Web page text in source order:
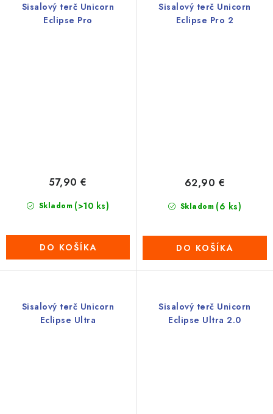
Sisalový terč Unicorn
Eclipse Pro
Skladom (>10 ks)
57,90 €
DO KOŠÍKA
Sisalový terč Unicorn
Eclipse Pro 2
Skladom (6 ks)
62,90 €
DO KOŠÍKA
Sisalový terč Unicorn
Eclipse Ultra
Sisalový terč Unicorn
Eclipse Ultra 2.0